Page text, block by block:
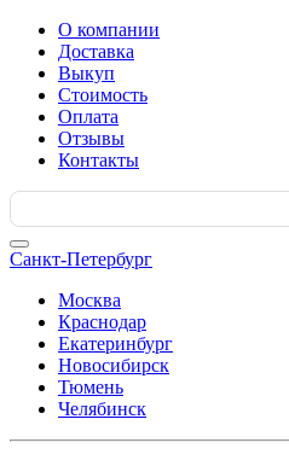
О компании
Доставка
Выкуп
Стоимость
Оплата
Отзывы
Контакты
Search
for:
Санкт-Петербург
Москва
Краснодар
Екатеринбург
Новосибирск
Тюмень
Челябинск